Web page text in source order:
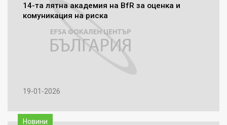
14-та лятна академия на BfR за оценка и
комуникация на риска
19-01-2026
Новини